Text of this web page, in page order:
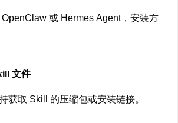
或 Hermes Agent，安装方
文件
获取 Skill 的压缩包或安装链接。